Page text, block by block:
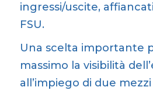
ingressi/uscite,
FSU.
Una scelta importante
massimo la visibilità
all’impiego di due mezzi